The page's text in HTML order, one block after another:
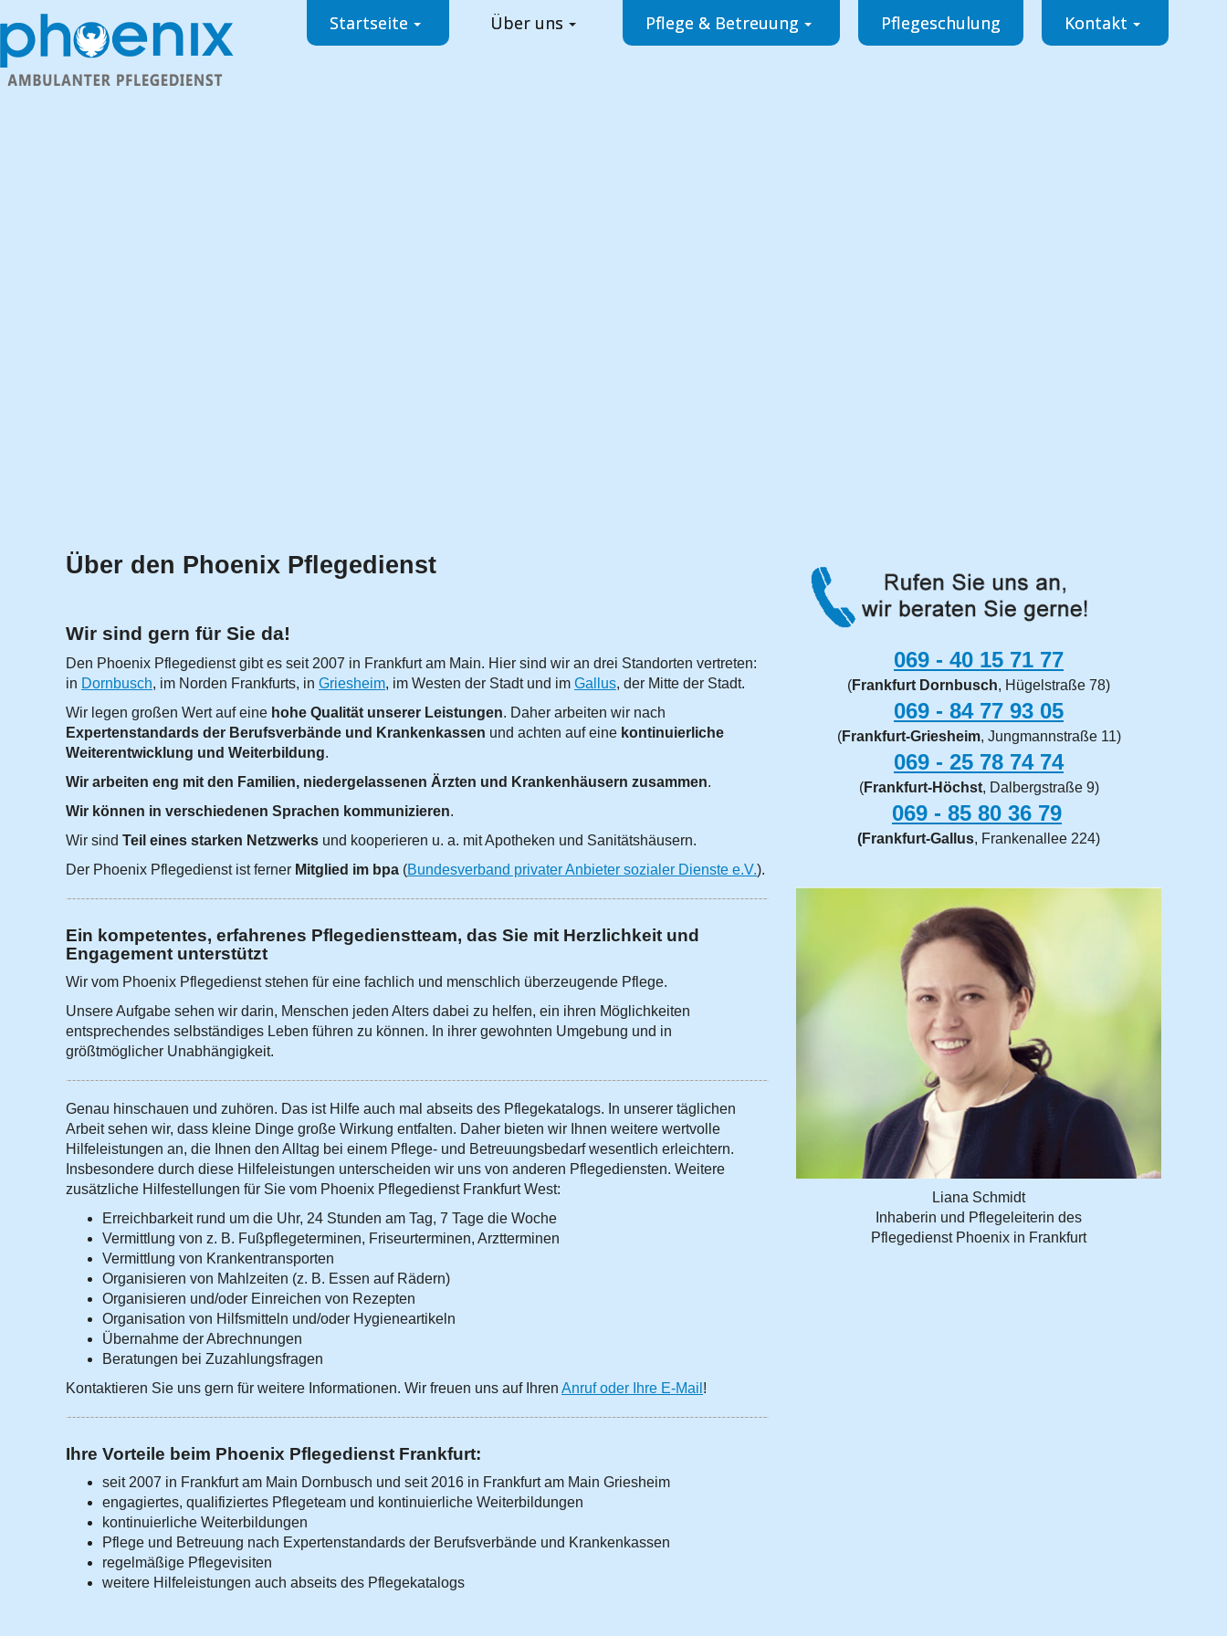
Startseite Über uns Pflege & Betreuung Pflegeschulung Kontakt
Über den Phoenix Pflegedienst
Wir sind gern für Sie da!
Den Phoenix Pflegedienst gibt es seit 2007 in Frankfurt am Main. Hier sind wir an drei Standorten vertreten:
in Dornbusch, im Norden Frankfurts, in Griesheim, im Westen der Stadt und im Gallus, der Mitte der Stadt.
Wir legen großen Wert auf eine hohe Qualität unserer Leistungen. Daher arbeiten wir nach
Expertenstandards der Berufsverbände und Krankenkassen und achten auf eine kontinuierliche
Weiterentwicklung und Weiterbildung.
Wir arbeiten eng mit den Familien, niedergelassenen Ärzten und Krankenhäusern zusammen.
Wir können in verschiedenen Sprachen kommunizieren.
Wir sind Teil eines starken Netzwerks und kooperieren u. a. mit Apotheken und Sanitätshäusern.
Der Phoenix Pflegedienst ist ferner Mitglied im bpa (Bundesverband privater Anbieter sozialer Dienste e.V.).
Ein kompetentes, erfahrenes Pflegedienstteam, das Sie mit Herzlichkeit und
Engagement unterstützt
Wir vom Phoenix Pflegedienst stehen für eine fachlich und menschlich überzeugende Pflege.
Unsere Aufgabe sehen wir darin, Menschen jeden Alters dabei zu helfen, ein ihren Möglichkeiten
entsprechendes selbständiges Leben führen zu können. In ihrer gewohnten Umgebung und in
größtmöglicher Unabhängigkeit.
Genau hinschauen und zuhören. Das ist Hilfe auch mal abseits des Pflegekatalogs. In unserer täglichen
Arbeit sehen wir, dass kleine Dinge große Wirkung entfalten. Daher bieten wir Ihnen weitere wertvolle
Hilfeleistungen an, die Ihnen den Alltag bei einem Pflege- und Betreuungsbedarf wesentlich erleichtern.
Insbesondere durch diese Hilfeleistungen unterscheiden wir uns von anderen Pflegediensten. Weitere
zusätzliche Hilfestellungen für Sie vom Phoenix Pflegedienst Frankfurt West:
Erreichbarkeit rund um die Uhr, 24 Stunden am Tag, 7 Tage die Woche
Vermittlung von z. B. Fußpflegeterminen, Friseurterminen, Arztterminen
Vermittlung von Krankentransporten
Organisieren von Mahlzeiten (z. B. Essen auf Rädern)
Organisieren und/oder Einreichen von Rezepten
Organisation von Hilfsmitteln und/oder Hygieneartikeln
Übernahme der Abrechnungen
Beratungen bei Zuzahlungsfragen
Kontaktieren Sie uns gern für weitere Informationen. Wir freuen uns auf Ihren Anruf oder Ihre E-Mail !
Ihre Vorteile beim Phoenix Pflegedienst Frankfurt:
seit 2007 in Frankfurt am Main Dornbusch und seit 2016 in Frankfurt am Main Griesheim
engagiertes, qualifiziertes Pflegeteam und kontinuierliche Weiterbildungen
kontinuierliche Weiterbildungen
Pflege und Betreuung nach Expertenstandards der Berufsverbände und Krankenkassen
regelmäßige Pflegevisiten
weitere Hilfeleistungen auch abseits des Pflegekatalogs
069 - 40 15 71 77
(Frankfurt Dornbusch, Hügelstraße 78)
069 - 84 77 93 05
(Frankfurt-Griesheim, Jungmannstraße 11)
069 - 25 78 74 74
(Frankfurt-Höchst, Dalbergstraße 9)
069 - 85 80 36 79
(Frankfurt-Gallus, Frankenallee 224)
Liana Schmidt
Inhaberin und Pflegeleiterin des
Pflegedienst Phoenix in Frankfurt